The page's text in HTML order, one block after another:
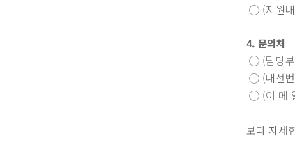
◯ (지원내
4. 문의처
◯ (담당부
◯ (내선
◯ (이 메
보다 자세